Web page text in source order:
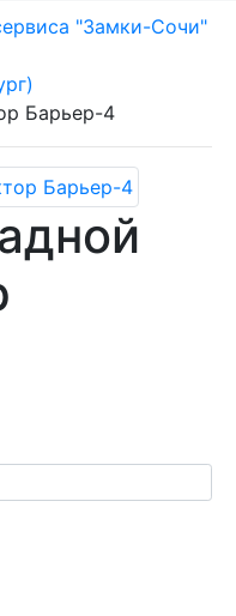
"Замки-Сочи"
Барьер-4